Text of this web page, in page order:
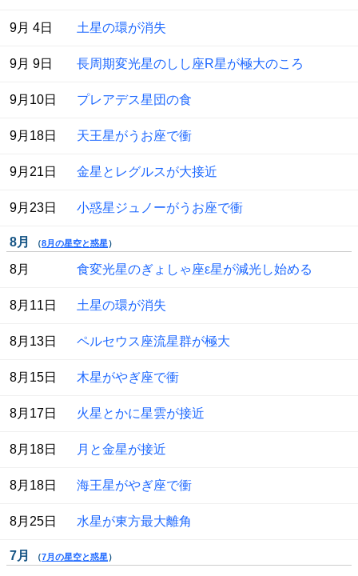
9月 4日 土星の環が消失
9月 9日 長周期変光星のしし座R星が極大のころ
9月10日 プレアデス星団の食
9月18日 天王星がうお座で衝
9月21日 金星とレグルスが大接近
9月23日 小惑星ジュノーがうお座で衝
8月 （8月の星空と惑星）
8月 食変光星のぎょしゃ座ε星が減光し始める
8月11日 土星の環が消失
8月13日 ペルセウス座流星群が極大
8月15日 木星がやぎ座で衝
8月17日 火星とかに星雲が接近
8月18日 月と金星が接近
8月18日 海王星がやぎ座で衝
8月25日 水星が東方最大離角
7月 （7月の星空と惑星）